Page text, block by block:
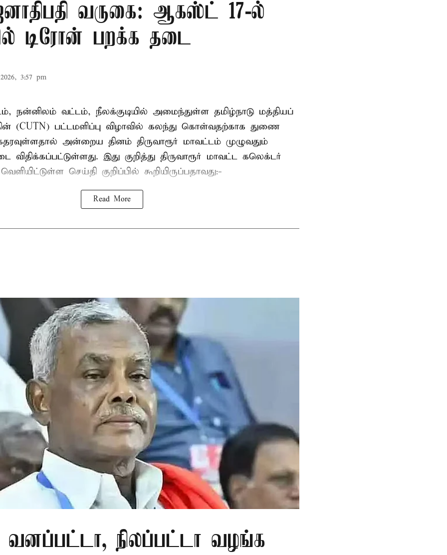
வருகை: ஆகஸ்ட் 17-ல்
டிரோன் பறக்க தடை
3:57 pm
நன்னிலம் வட்டம், நீலக்குடியில் அமைந்துள்ள தமிழ்நாடு மத்தியப்
(CUTN) பட்டமளிப்பு விழாவில் கலந்து கொள்வதற்காக துணை
அன்றைய தினம் திருவாரூர் மாவட்டம் முழுவதும்
இது குறித்து திருவாரூர் மாவட்ட கலெக்டர்
செய்தி குறிப்பில் கூறியிருப்பதாவது:-
Read More
வனப்பட்டா, நிலப்பட்டா வழங்க